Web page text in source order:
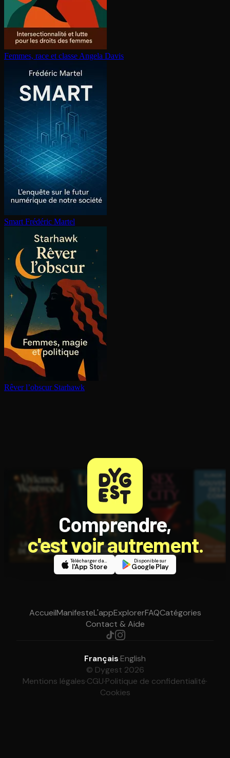
Femmes, race et classe Angela Davis
Smart Frédéric Martel
Rêver l’obscur Starhawk
Comprendre,
c'est voir autrement.
Télécharger dans
l'App Store
Disponible sur
Google Play
AccueilManifesteL'appExplorerFAQCatégories
Contact & Aide
Français·English
© Dygest 2026
Mentions légales·CGU·Politique de confidentialité·
Cookies